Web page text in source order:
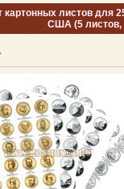
картонных листов для
США (5